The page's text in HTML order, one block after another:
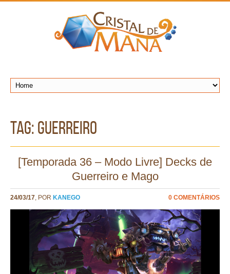
TAG: guerreiro
[Temporada 36 – Modo Livre] Decks de
Guerreiro e Mago
24/03/17, POR KANEGO 0 COMENTÁRIOS